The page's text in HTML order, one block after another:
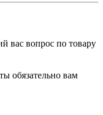
вас вопрос по товару
обязательно вам